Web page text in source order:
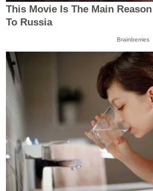
This Movie Is The Main
To Russia
Brainberries